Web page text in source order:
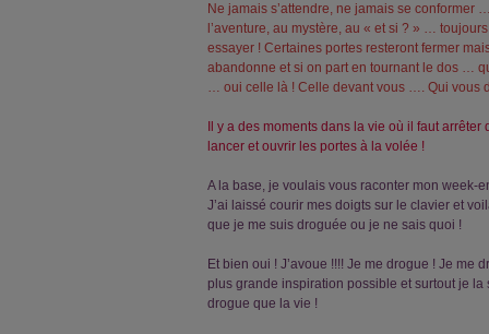
Ne jamais s’attendre, ne jamais se conformer
l’aventure, au mystère, au « et si ? » …
essayer ! Certaines portes resteront fermer
abandonne et si on part en tournant le dos …
… oui celle là ! Celle devant vous …. Qui vous
Il y a des moments dans la vie où il faut
lancer et ouvrir les portes à la volée !
A la base, je voulais vous raconter mon week-
J’ai laissé courir mes doigts sur le clavier et
que je me suis droguée ou je ne sais quoi !
Et bien oui ! J’avoue !!!! Je me drogue ! Je me
plus grande inspiration possible et surtout je
drogue que la vie !